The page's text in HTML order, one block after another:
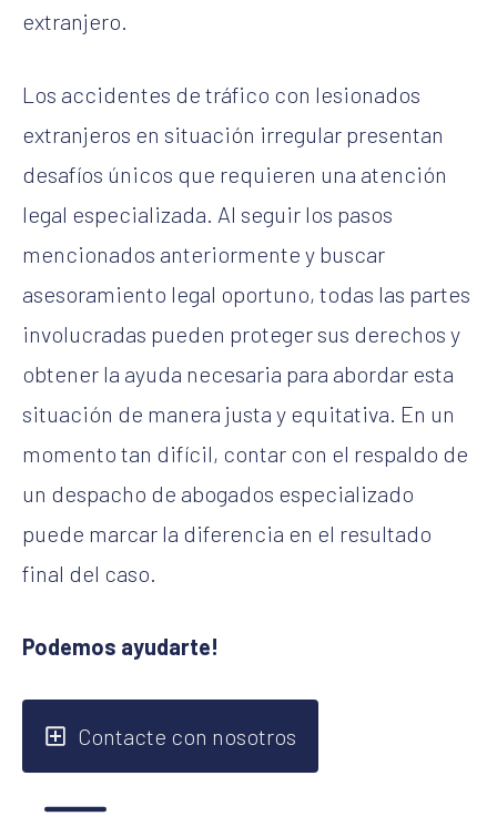
extranjero.
Los accidentes de tráfico con lesionados
extranjeros en situación irregular presentan
desafíos únicos que requieren una atención
legal especializada. Al seguir los pasos
mencionados anteriormente y buscar
asesoramiento legal oportuno, todas las partes
involucradas pueden proteger sus derechos y
obtener la ayuda necesaria para abordar esta
situación de manera justa y equitativa. En un
momento tan difícil, contar con el respaldo de
un despacho de abogados especializado
puede marcar la diferencia en el resultado
final del caso.
Podemos ayudarte!
Contacte con nosotros